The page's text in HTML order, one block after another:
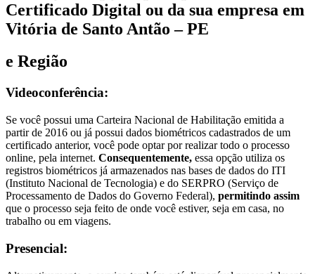
Certificado Digital ou da sua empresa em
Vitória de Santo Antão – PE
e Região
Videoconferência:
Se você possui uma Carteira Nacional de Habilitação emitida a
partir de 2016 ou já possui dados biométricos cadastrados de um
certificado anterior, você pode optar por realizar todo o processo
online, pela internet. Consequentemente, essa opção utiliza os
registros biométricos já armazenados nas bases de dados do ITI
(Instituto Nacional de Tecnologia) e do SERPRO (Serviço de
Processamento de Dados do Governo Federal), permitindo assim
que o processo seja feito de onde você estiver, seja em casa, no
trabalho ou em viagens.
Presencial: